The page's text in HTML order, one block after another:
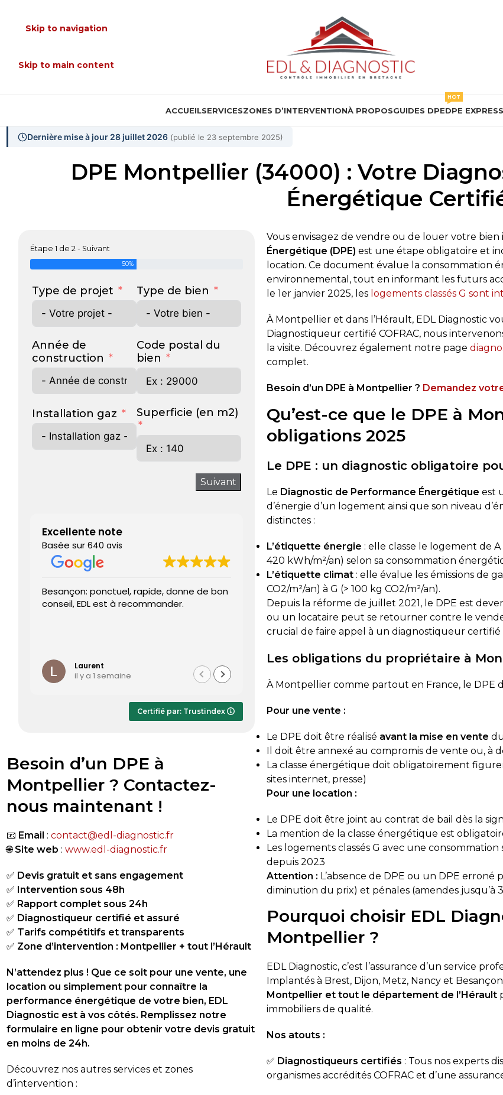
Skip to navigation
Skip to main content
ACCUEILSERVICESZONES D’INTERVENTIONÀ PROPOSGUIDES DPEDPE EXPRESS
HOT
Dernière mise à jour 28 juillet 2026 (publié le 23 septembre 2025)
DPE Montpellier (34000) : Votre
Énergétique
Étape 1 de 2 - Suivant
50%
Type de projet Type de bien
Année de
construction
Code postal du
bien
Installation gaz Superficie (en m2)
Suivant
Excellente note
Basée sur 640 avis
Besançon: ponctuel, rapide, donne de bon
conseil, EDL est à recommander.
Laurent
il y a 1 semaine
Très satisfait de la prestation.
J’ai appelé le vendredi pour prendre
rendez-vous et une intervention a pu être
programmée dès le lundi matin.
été très professionnel, efficace et a pris le
temps de répondre à mes questions.
Le rapport de diagnostic m’a été transmis
dès le lundi soir, ce qui est très
rapidement mon dossier. Je recommande
Pierre Dechaume
était très
le temps
DPE a
obtenus
Certifié par: Trustindex
Besoin d’un DPE à
Montpellier ? Contactez-
nous maintenant !
📧 Email : contact@edl-diagnostic.fr
🌐Site web : www.edl-diagnostic.fr
✅ Devis gratuit et sans engagement
✅ Intervention sous 48h
✅ Rapport complet sous 24h
✅ Diagnostiqueur certifié et assuré
✅ Tarifs compétitifs et transparents
✅ Zone d’intervention : Montpellier + tout l’Hérault
N’attendez plus ! Que ce soit pour une vente, une
location ou simplement pour connaître la
performance énergétique de votre bien, EDL
Diagnostic est à vos côtés. Remplissez notre
formulaire en ligne pour obtenir votre devis gratuit
en moins de 24h.
Découvrez nos autres services et zones
d’intervention :
Vous envisagez de vendre ou de louer votre
Énergétique (DPE) est une étape obligatoire et
location. Ce document évalue la
environnemental, tout en informant les futurs
le 1er janvier 2025, les logements classés G sont
À Montpellier et dans l’Hérault, EDL Diagnostic
Diagnostiqueur certifié COFRAC, nous
la visite. Découvrez également notre page
complet.
Besoin d’un DPE à Montpellier ? Demandez
Qu’est-ce que le DPE à
obligations 2025
Le DPE : un diagnostic obligatoire
Le Diagnostic de Performance Énergétique est
d’énergie d’un logement ainsi que son niveau
distinctes :
L’étiquette énergie : elle classe le logement de
420 kWh/m²/an) selon sa consommation
L’étiquette climat : elle évalue les émissions de
CO2/m²/an) à G (> 100 kg CO2/m²/an).
Depuis la réforme de juillet 2021, le DPE est
ou un locataire peut se retourner contre le
crucial de faire appel à un diagnostiqueur
Les obligations du propriétaire à
À Montpellier comme partout en France, le DPE
Pour une vente :
Le DPE doit être réalisé avant la mise en vente
Il doit être annexé au compromis de vente ou, à
La classe énergétique doit obligatoirement
sites internet, presse)
Pour une location :
Le DPE doit être joint au contrat de bail dès la
La mention de la classe énergétique est
Les logements classés G avec une
depuis 2023
Attention : L’absence de DPE ou un DPE
diminution du prix) et pénales (amendes jusqu’à
Pourquoi choisir EDL
Montpellier ?
EDL Diagnostic, c’est l’assurance d’un service
Implantés à Brest, Dijon, Metz, Nancy et
Montpellier et tout le département de l’Hérault
immobiliers de qualité.
Nos atouts :
✅ Diagnostiqueurs certifiés : Tous nos experts
organismes accrédités COFRAC et d’une